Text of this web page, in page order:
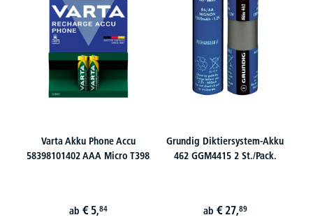
Varta Akku Phone Accu
58398101402 AAA Micro T398
ab € 5,84
Grundig Diktiersystem-Akku
462 GGM4415 2 St./Pack.
ab € 27,89